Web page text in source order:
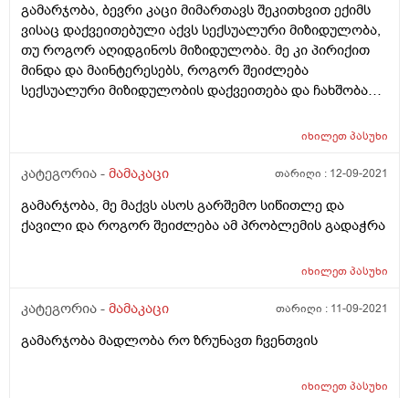
გამარჯობა, ბევრი კაცი მიმართავს შეკითხვით ექიმს
ვისაც დაქვეითებული აქვს სექსუალური მიზიდულობა,
თუ როგორ აღიდგინოს მიზიდულობა. მე კი პირიქით
მინდა და მაინტერესებს, როგორ შეიძლება
სექსუალური მიზიდულობის დაქვეითება და ჩახშობა?
გამომადგა მისი რჩევები იქნებ თქვენ დამეხმაროთ.
იხილეთპასუხი
კატეგორია - მამაკაცი თარიღი : 12-09-2021
გამარჯობა, მე მაქვს ასოს გარშემო სიწითლე და
ქავილი და როგორ შეიძლება ამ პრობლემის გადაჭრა
იხილეთპასუხი
კატეგორია - მამაკაცი თარიღი : 11-09-2021
გამარჯობა მადლობა რო ზრუნავთ ჩვენთვის
იხილეთპასუხი